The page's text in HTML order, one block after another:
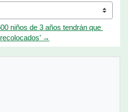
niños de 3 años tendrán que
→